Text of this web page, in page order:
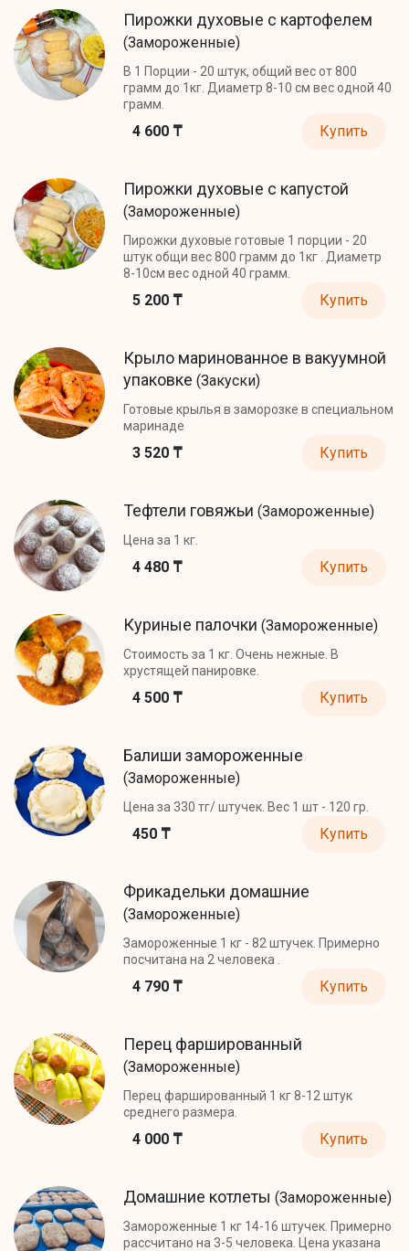
Пирожки духовые с картофелем
(Замороженные)
В 1 Порции - 20 штук, общий вес от 800
грамм до 1кг. Диаметр 8-10 см вес одной 40
грамм.
4 600 ₸ Купить
Пирожки духовые с капустой
(Замороженные)
Пирожки духовые готовые 1 порции - 20
штук общи вес 800 грамм до 1кг . Диаметр
8-10см вес одной 40 грамм.
5 200 ₸ Купить
Крыло маринованное в вакуумной
упаковке (Закуски)
Готовые крылья в заморозке в специальном
маринаде
3 520 ₸ Купить
Тефтели говяжьи (Замороженные)
Цена за 1 кг.
4 480 ₸ Купить
Куриные палочки (Замороженные)
Стоимость за 1 кг. Очень нежные. В
хрустящей панировке.
4 500 ₸ Купить
Балиши замороженные
(Замороженные)
Цена за 330 тг/ штучек. Вес 1 шт - 120 гр.
450 ₸ Купить
Фрикадельки домашние
(Замороженные)
Замороженные 1 кг - 82 штучек. Примерно
посчитана на 2 человека .
4 790 ₸ Купить
Перец фаршированный
(Замороженные)
Перец фаршированный 1 кг 8-12 штук
среднего размера.
4 000 ₸ Купить
Домашние котлеты (Замороженные)
Замороженные 1 кг 14-16 штучек. Примерно
рассчитано на 3-5 человека. Цена указана